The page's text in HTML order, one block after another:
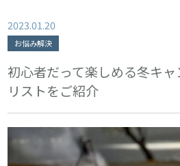
2023.01.20
お悩み解決
初心者だって楽しめる冬キ
リストをご紹介